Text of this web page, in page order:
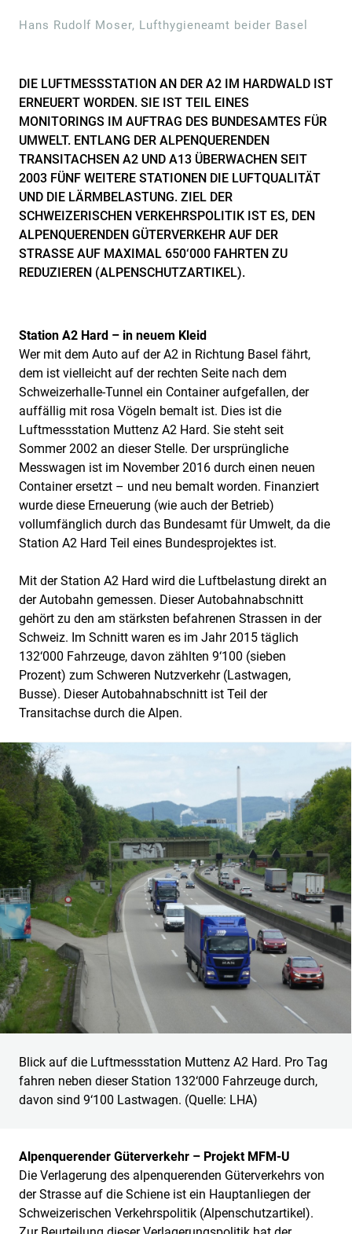
Hans Rudolf Moser, Lufthygieneamt beider Basel
DIE LUFTMESSSTATION AN DER A2 IM HARDWALD IST
ERNEUERT WORDEN. SIE IST TEIL EINES
MONITORINGS IM AUFTRAG DES BUNDESAMTES FÜR
UMWELT. ENTLANG DER ALPENQUERENDEN
TRANSITACHSEN A2 UND A13 ÜBERWACHEN SEIT
2003 FÜNF WEITERE STATIONEN DIE LUFTQUALITÄT
UND DIE LÄRMBELASTUNG. ZIEL DER
SCHWEIZERISCHEN VERKEHRSPOLITIK IST ES, DEN
ALPENQUERENDEN GÜTERVERKEHR AUF DER
STRASSE AUF MAXIMAL 650‘000 FAHRTEN ZU
REDUZIEREN (ALPENSCHUTZARTIKEL).
Station A2 Hard – in neuem Kleid
Wer mit dem Auto auf der A2 in Richtung Basel fährt,
dem ist vielleicht auf der rechten Seite nach dem
Schweizerhalle-Tunnel ein Container aufgefallen, der
auffällig mit rosa Vögeln bemalt ist. Dies ist die
Luftmessstation Muttenz A2 Hard. Sie steht seit
Sommer 2002 an dieser Stelle. Der ursprüngliche
Messwagen ist im November 2016 durch einen neuen
Container ersetzt – und neu bemalt worden. Finanziert
wurde diese Erneuerung (wie auch der Betrieb)
vollumfänglich durch das Bundesamt für Umwelt, da die
Station A2 Hard Teil eines Bundesprojektes ist.
Mit der Station A2 Hard wird die Luftbelastung direkt an
der Autobahn gemessen. Dieser Autobahnabschnitt
gehört zu den am stärksten befahrenen Strassen in der
Schweiz. Im Schnitt waren es im Jahr 2015 täglich
132‘000 Fahrzeuge, davon zählten 9‘100 (sieben
Prozent) zum Schweren Nutzverkehr (Lastwagen,
Busse). Dieser Autobahnabschnitt ist Teil der
Transitachse durch die Alpen.
Blick auf die Luftmessstation Muttenz A2 Hard. Pro Tag
fahren neben dieser Station 132‘000 Fahrzeuge durch,
davon sind 9‘100 Lastwagen. (Quelle: LHA)
Alpenquerender Güterverkehr – Projekt MFM-U
Die Verlagerung des alpenquerenden Güterverkehrs von
der Strasse auf die Schiene ist ein Hauptanliegen der
Schweizerischen Verkehrspolitik (Alpenschutzartikel).